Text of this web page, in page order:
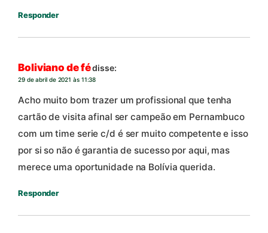
Responder
Boliviano de fédisse:
29 de abril de 2021 às 11:38
Acho muito bom trazer um profissional que tenha
cartão de visita afinal ser campeão em Pernambuco
com um time serie c/d é ser muito competente e isso
por si so não é garantia de sucesso por aqui, mas
merece uma oportunidade na Bolívia querida.
Responder